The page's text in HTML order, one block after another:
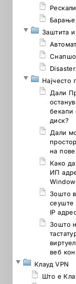
Заштита
Најчестo
Дали
бекапи
диск?
Дали
на
Како
ИП
Зошто
IP
Зошто
веб
Клауд VPN
Што е